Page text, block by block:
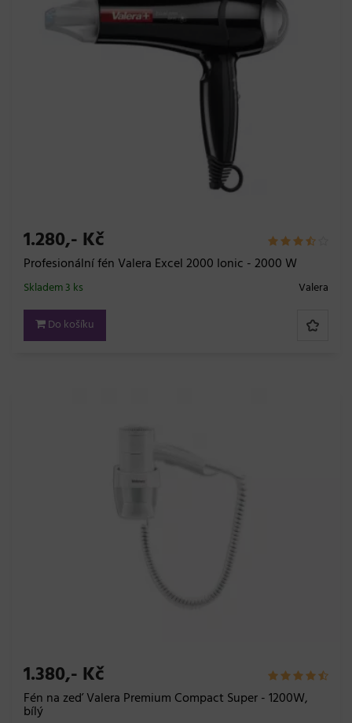
1.280,- Kč
Profesionální fén Valera Excel 2000 Ionic - 2000 W
Valera
Skladem 3 ks
Do košíku
1.380,- Kč
Fén na zeď Valera Premium Compact Super - 1200W,
bílý